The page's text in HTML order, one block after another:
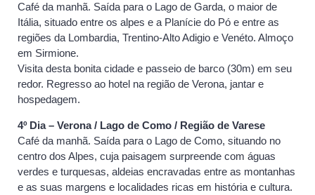
Café da manhã. Saída para o Lago de Garda, o maior de
Itália, situado entre os alpes e a Planície do Pó e entre as
regiões da Lombardia, Trentino-Alto Adigio e Venéto. Almoço
em Sirmione.
Visita desta bonita cidade e passeio de barco (30m) em seu
redor. Regresso ao hotel na região de Verona, jantar e
hospedagem.
4º Dia – Verona / Lago de Como / Região de Varese
Café da manhã. Saída para o Lago de Como, situando no
centro dos Alpes, cuja paisagem surpreende com águas
verdes e turquesas, aldeias encravadas entre as montanhas
e as suas margens e localidades ricas em história e cultura.